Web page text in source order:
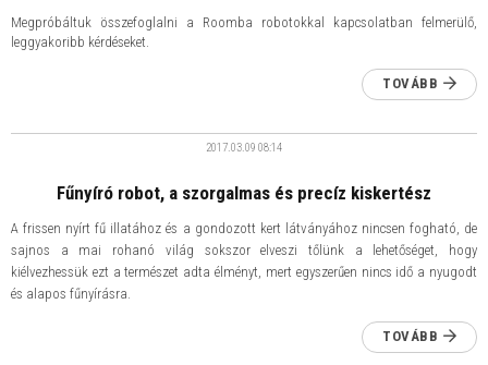
Megpróbáltuk összefoglalni a Roomba robotokkal kapcsolatban felmerülő,
leggyakoribb kérdéseket.
TOVÁBB
​Fűnyíró robot, a szorgalmas és precíz kiskertész
2017.03.09 08:14
A frissen nyírt fű illatához és a gondozott kert látványához nincsen fogható, de
sajnos a mai rohanó világ sokszor elveszi tőlünk a lehetőséget, hogy
kiélvezhessük ezt a természet adta élményt, mert egyszerűen nincs idő a nyugodt
és alapos fűnyírásra.
TOVÁBB